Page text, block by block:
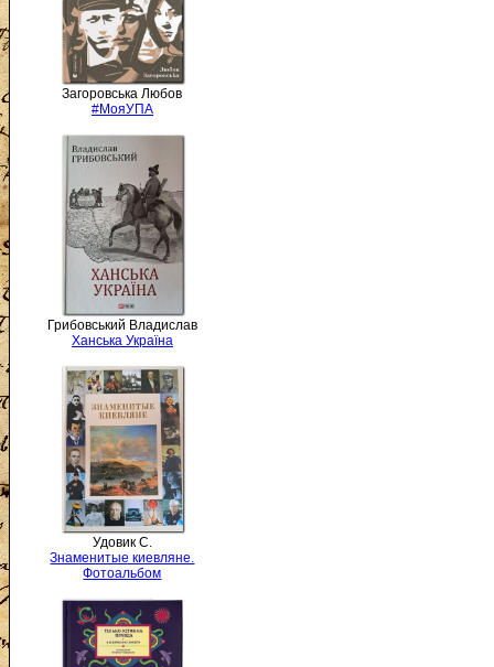
Загоровська Любов
#МояУПА
Грибовський Владислав
Ханська Україна
Удовик С.
Знаменитые киевляне.
Фотоальбом